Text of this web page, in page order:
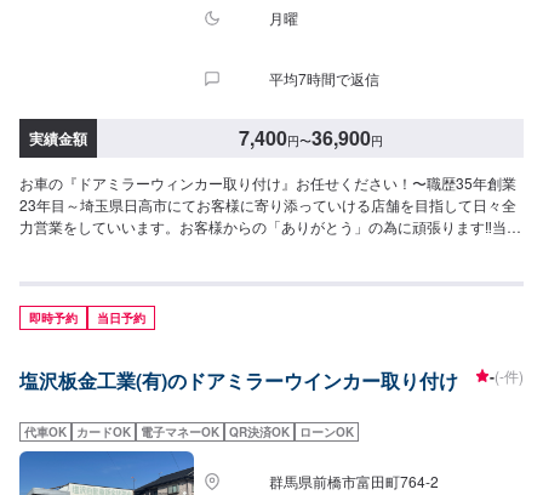
月曜
平均7時間で返信
実績金額 7,400円〜36,900円
お車の『ドアミラーウィンカー取り付け』お任せください！〜職歴35年創業
23年目～埼玉県日高市にてお客様に寄り添っていける店舗を目指して日々全
力営業をしていいます。お客様からの「ありがとう」の為に頑張ります‼当社
です。ご希望のお客様は車種情報・車検証・パーツの詳細をオファー送信時
にお送りください。【1】オファーにてお問い合わせ【2】ご入庫・お見積り
【3】お見積りにご納得いただければ作業開始【4】仕上がり次第納車<代車
償でのレンタル貸出も行っております。お気軽にご相談下さい。※代車の燃料
日営業時間：9:00~18:00
即時予約 当日予約
塩沢板金工業(有)のドアミラーウインカー取り付け -(-件)
代車OK カードOK 電子マネーOK QR決済OK ローンOK
群馬県前橋市富田町764-2